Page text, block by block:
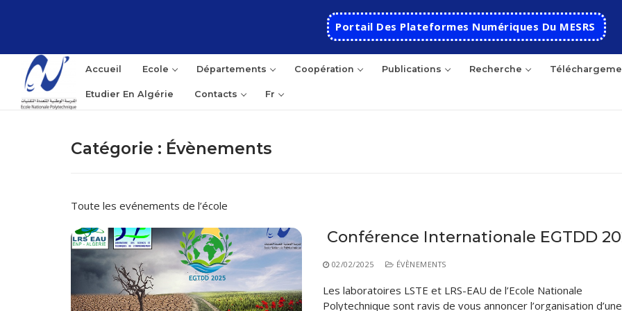
Portail Des Plateformes Numériques Du MESRS
Accueil Ecole Départements Coopération Publications Recherche
Etudier En Algérie Contacts Fr
Histoire de l’école
Catégorie : Évènements
Toute les evénements de l’école
Conférence Internationale EGTDD
02/02/2025 ÉVÈNEMENTS
Les laboratoires LSTE et LRS-EAU de l’Ecole Nationale
Polytechnique sont ravis de vous annoncer l’organisation d’une